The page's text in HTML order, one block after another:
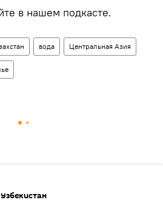
в нашем подкасте.
вода Центральная Азия
Узбекистан